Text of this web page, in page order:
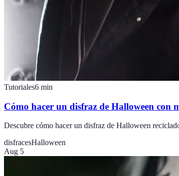
Tutoriales6 min
Cómo hacer un disfraz de Halloween con
Descubre cómo hacer un disfraz de Halloween
disfracesHalloween
Aug 5